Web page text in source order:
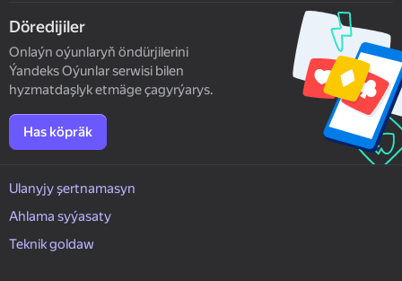
Döredijiler
Onlaýn oýunlaryň öndürjilerini
Ýandeks Oýunlar serwisi bilen
hyzmatdaşlyk etmäge çagyrýarys.
Has köpräk
Ulanyjy şertnamasyn
Ahlama syýasaty
Teknik goldaw